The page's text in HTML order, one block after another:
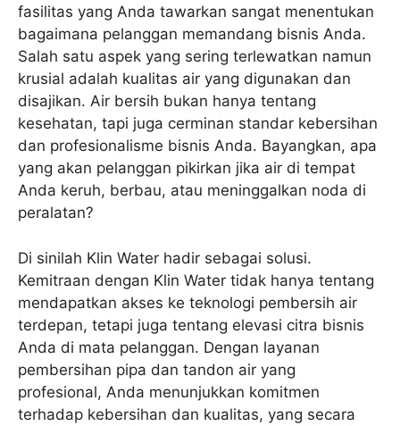
fasilitas yang Anda tawarkan sangat menentukan
bagaimana pelanggan memandang bisnis Anda.
Salah satu aspek yang sering terlewatkan namun
krusial adalah kualitas air yang digunakan dan
disajikan. Air bersih bukan hanya tentang
kesehatan, tapi juga cerminan standar kebersihan
dan profesionalisme bisnis Anda. Bayangkan, apa
yang akan pelanggan pikirkan jika air di tempat
Anda keruh, berbau, atau meninggalkan noda di
peralatan?
Di sinilah Klin Water hadir sebagai solusi.
Kemitraan dengan Klin Water tidak hanya tentang
mendapatkan akses ke teknologi pembersih air
terdepan, tetapi juga tentang elevasi citra bisnis
Anda di mata pelanggan. Dengan layanan
pembersihan pipa dan tandon air yang
profesional, Anda menunjukkan komitmen
terhadap kebersihan dan kualitas, yang secara